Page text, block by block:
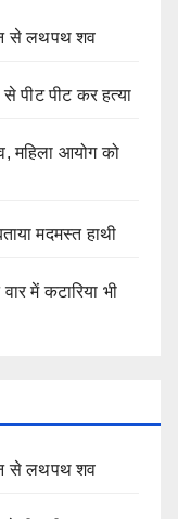
से लथपथ शव
पीट पीट कर हत्या
महिला आयोग को
मदमस्त हाथी
में कटारिया भी
से लथपथ शव